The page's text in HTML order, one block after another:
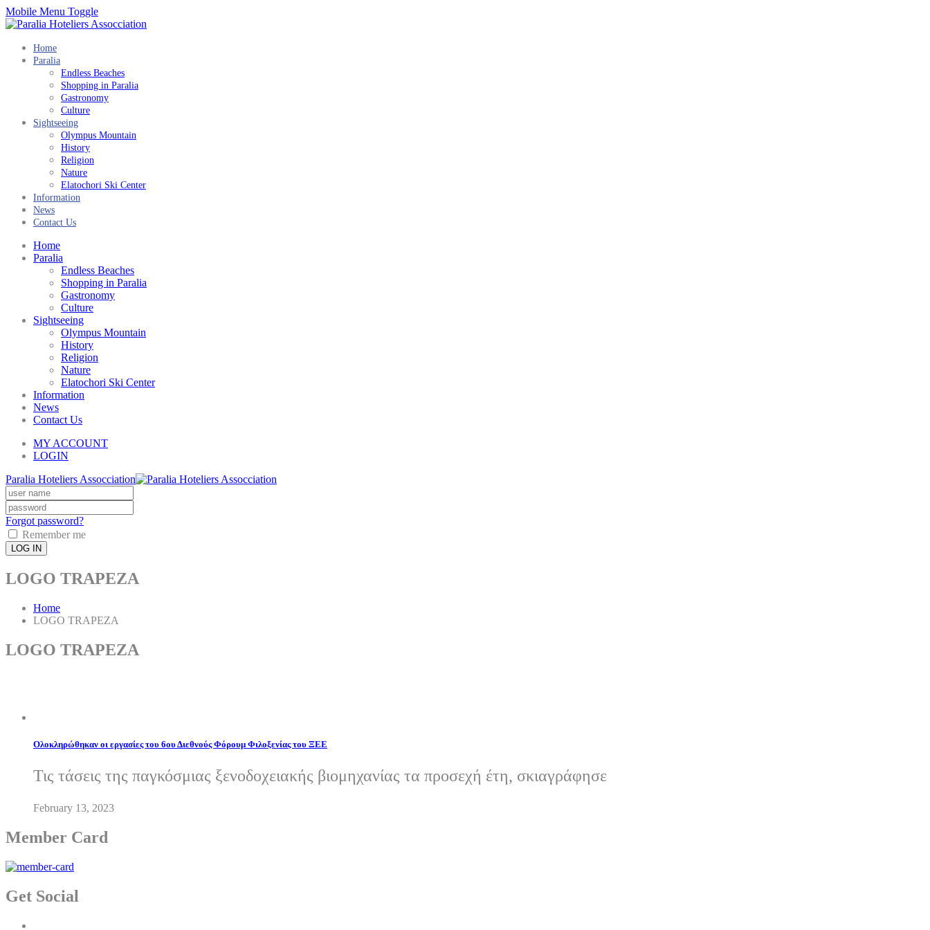
Mobile Menu Toggle
Home
Paralia
Endless Beaches
Shopping in Paralia
Gastronomy
Culture
Sightseeing
Olympus Mountain
History
Religion
Nature
Elatochori Ski Center
Information
News
Contact Us
Home
Paralia
Endless Beaches
Shopping in Paralia
Gastronomy
Culture
Sightseeing
Olympus Mountain
History
Religion
Nature
Elatochori Ski Center
Information
News
Contact Us
MY ACCOUNT
LOGIN
Paralia Hoteliers Assocciation
Forgot password?
Remember me
LOG IN
LOGO TRAPEZA
Home
LOGO TRAPEZA
LOGO TRAPEZA
Ολοκληρώθηκαν οι εργασίες του 6ου Διεθνούς Φόρουμ Φιλοξενίας του ΞΕΕ
Τις τάσεις της παγκόσμιας ξενοδοχειακής βιομηχανίας τα προσεχή έτη, σκιαγράφησε
February 13, 2023
Member Card
Get Social